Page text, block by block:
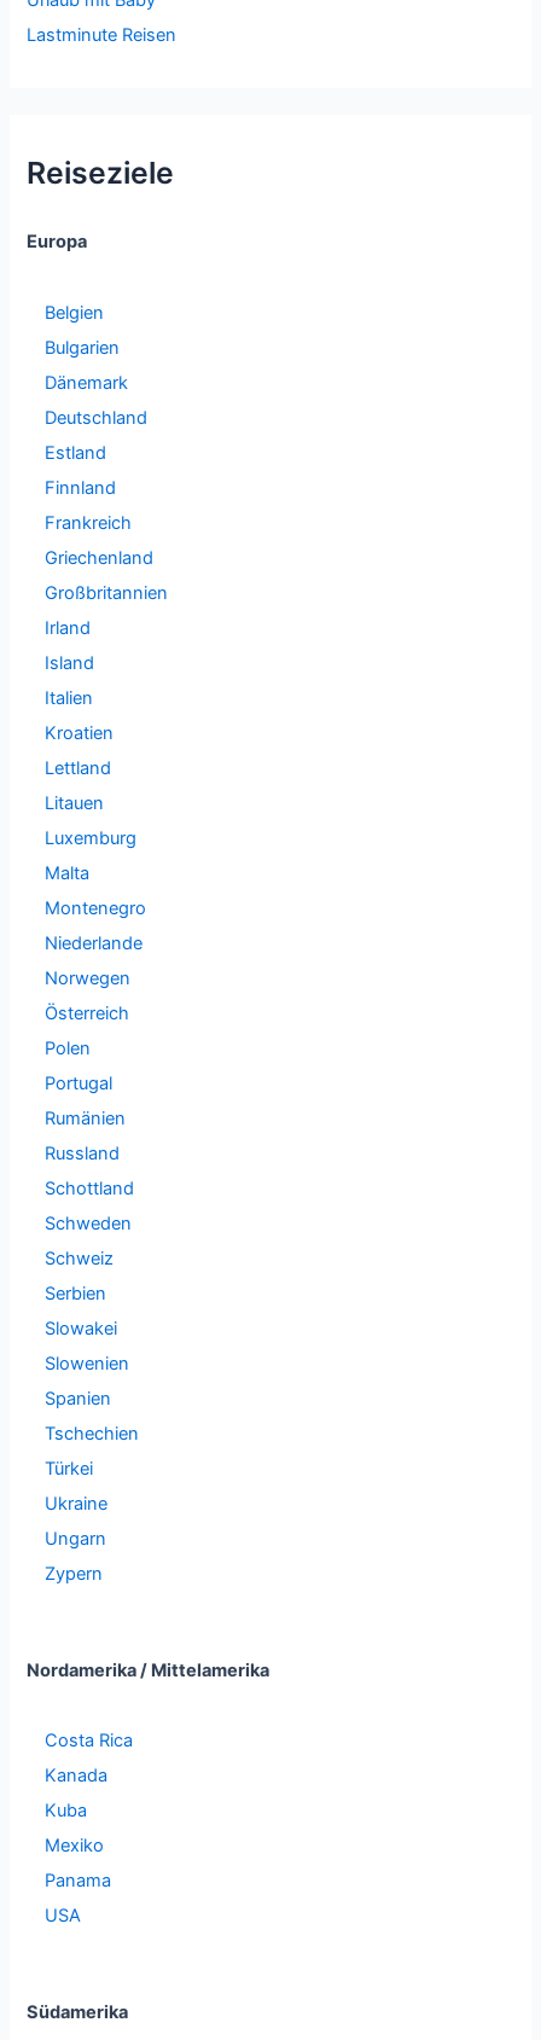
Lastminute Reisen
Reiseziele
Europa
Belgien
Bulgarien
Dänemark
Deutschland
Estland
Finnland
Frankreich
Griechenland
Großbritannien
Irland
Island
Italien
Kroatien
Lettland
Litauen
Luxemburg
Malta
Montenegro
Niederlande
Norwegen
Österreich
Polen
Portugal
Rumänien
Russland
Schottland
Schweden
Schweiz
Serbien
Slowakei
Slowenien
Spanien
Tschechien
Türkei
Ukraine
Ungarn
Zypern
Nordamerika / Mittelamerika
Costa Rica
Kanada
Kuba
Mexiko
Panama
USA
Südamerika